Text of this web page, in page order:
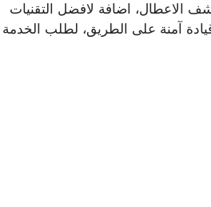
الاعطال، اضافة لافضل التقنيات
آمنة على الطريق، لطلب الخدمة